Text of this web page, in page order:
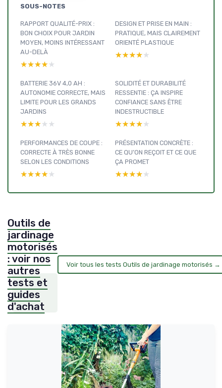
SOUS-NOTES
RAPPORT QUALITÉ-PRIX :
BON CHOIX POUR JARDIN
MOYEN, MOINS INTÉRESSANT
AU-DELÀ
★★★★★
★★★★★
DESIGN ET PRISE EN MAIN :
PRATIQUE, MAIS CLAIREMENT
ORIENTÉ PLASTIQUE
★★★★★
★★★★★
BATTERIE 36V 4,0 AH :
AUTONOMIE CORRECTE, MAIS
LIMITE POUR LES GRANDS
JARDINS
★★★★★
★★★★★
SOLIDITÉ ET DURABILITÉ
RESSENTIE : ÇA INSPIRE
CONFIANCE SANS ÊTRE
INDESTRUCTIBLE
★★★★★
★★★★★
PERFORMANCES DE COUPE :
CORRECTE À TRÈS BONNE
SELON LES CONDITIONS
★★★★★
★★★★★
PRÉSENTATION CONCRÈTE :
CE QU’ON REÇOIT ET CE QUE
ÇA PROMET
★★★★★
★★★★★
Outils de
jardinage
motorisés
: voir nos
autres
tests et
guides
d'achat
Voir tous les tests Outils de jardinage motorisés →